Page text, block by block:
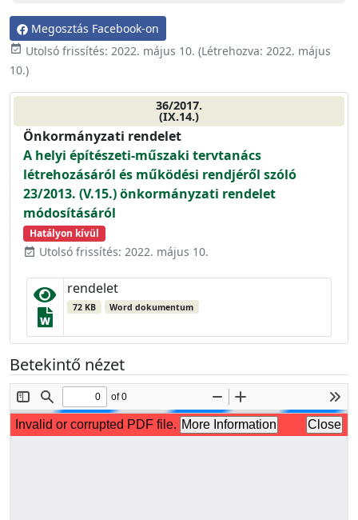
Megosztás Facebook-on
event_available Utolsó frissítés: 2022. május 10. (Létrehozva: 2022. május
10.)
36/2017.
(IX.14.)
Önkormányzati rendelet
A helyi építészeti-műszaki tervtanács
létrehozásáról és működési rendjéről szóló
23/2013. (V.15.) önkormányzati rendelet
módosításáról
Hatályon kívül
event_available Utolsó frissítés: 2022. május 10.
rendelet
72 KB Word dokumentum
Betekintő nézet